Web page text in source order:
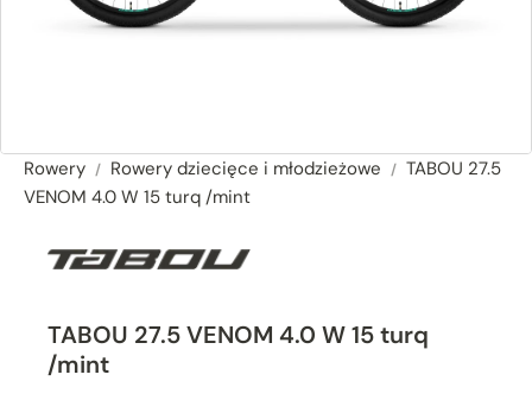
Rowery Rowery dziecięce i młodzieżowe
TABOU 27.5
VENOM 4.0 W 15 turq /mint
TABOU 27.5 VENOM 4.0 W 15 turq
/mint